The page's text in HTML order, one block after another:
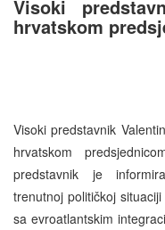
Visoki
hrvatskom
Visoki predstavnik
hrvatskom
predstavnik je
trenutnoj političkoj
sa evroatlantskim